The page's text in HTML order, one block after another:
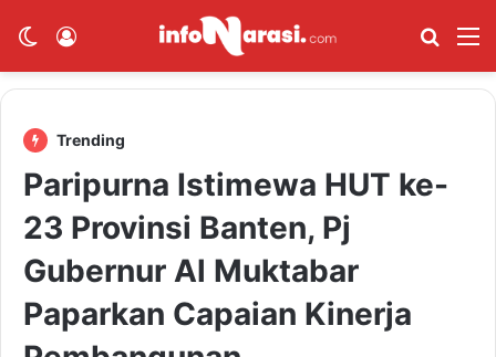
Switch skin Cari
Trending
Paripurna Istimewa HUT ke-
23 Provinsi Banten, Pj
Gubernur Al Muktabar
Paparkan Capaian Kinerja